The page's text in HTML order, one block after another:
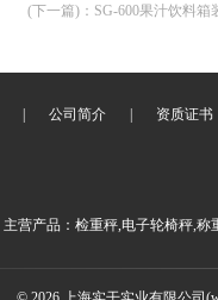
(下一篇) ： SG-600果汁饮料箱
公司简介 资质证书
主营产品：检重秤,电子轮椅秤,